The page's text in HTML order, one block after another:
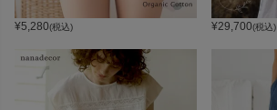
¥5,280(税込) ¥29,700(税込)